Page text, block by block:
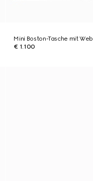
Mini Boston-Tasche mit Web
€ 1.100